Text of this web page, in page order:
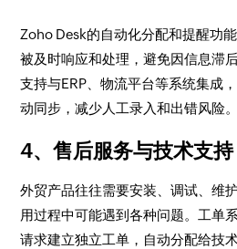
Zoho Desk的自动化分配和提醒功
被及时响应和处理，避免因信息滞
支持与ERP、物流平台等系统集成
动同步，减少人工录入和出错风险。
4、售后服务与技术支持
外贸产品往往需要安装、调试、维
用过程中可能遇到各种问题。工单
请求建立独立工单，自动分配给技